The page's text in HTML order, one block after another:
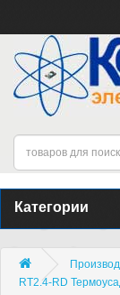
Категории
RT2.4-RD